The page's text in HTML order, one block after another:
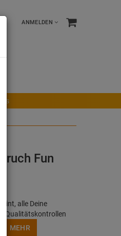
ANMELDEN
Fun
alle Deine
Qualitätskontrollen
MEHR